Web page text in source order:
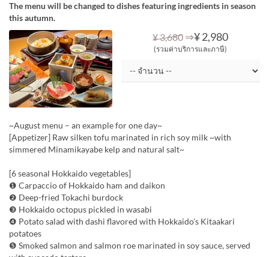
The menu will be changed to dishes featuring ingredients in season
this autumn.
¥ 3,680 ⇒¥ 2,980
(รวมค่าบริการและภาษี)
~August menu – an example for one day~
[Appetizer] Raw silken tofu marinated in rich soy milk ~with
simmered Minamikayabe kelp and natural salt~
[6 seasonal Hokkaido vegetables]
❶ Carpaccio of Hokkaido ham and daikon
❷ Deep-fried Tokachi burdock
❸ Hokkaido octopus pickled in wasabi
❹ Potato salad with dashi flavored with Hokkaido’s Kitaakari
potatoes
❺ Smoked salmon and salmon roe marinated in soy sauce, served